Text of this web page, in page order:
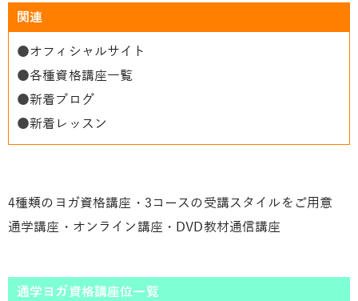
関連
●オフィシャルサイト
●各種資格講座一覧
●新着ブログ
●新着レッスン
4種類のヨガ資格講座・3コースの受講スタイルをご用意
通学講座・オンライン講座・DVD教材通信講座
通学ヨガ資格講座位一覧